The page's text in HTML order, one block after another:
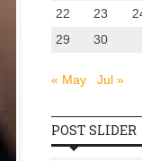
22
23
29
30
« May Jul »
POST SLIDER